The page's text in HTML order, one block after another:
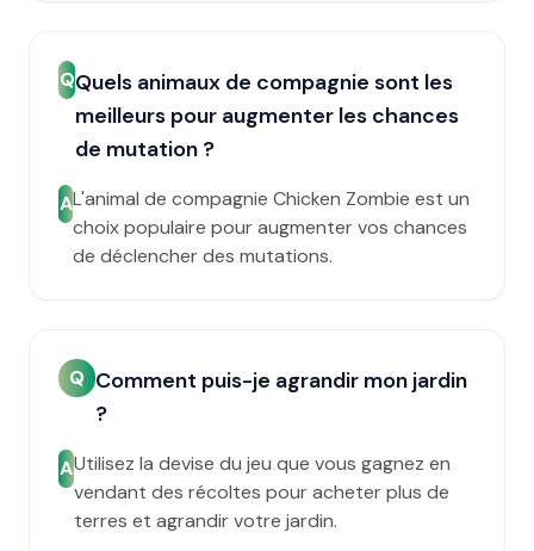
QQuels animaux de compagnie sont les
meilleurs pour augmenter les chances
de mutation ?
AL'animal de compagnie Chicken Zombie est un
choix populaire pour augmenter vos chances
de déclencher des mutations.
Q Comment puis-je agrandir mon jardin
?
AUtilisez la devise du jeu que vous gagnez en
vendant des récoltes pour acheter plus de
terres et agrandir votre jardin.